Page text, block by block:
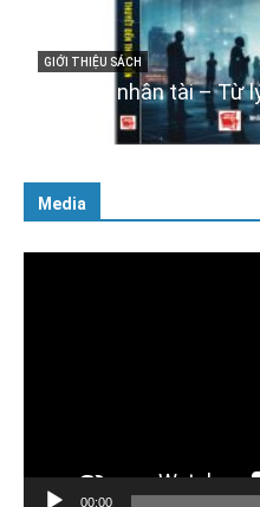
GIỚI THIỆU SÁCH
Cuốn sách “Tuyệt đối
với Đảng, Nhà nước và
tư cách người Công
Media
00:00